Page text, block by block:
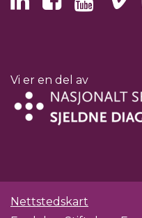
Vi er en del av
Nettstedskart